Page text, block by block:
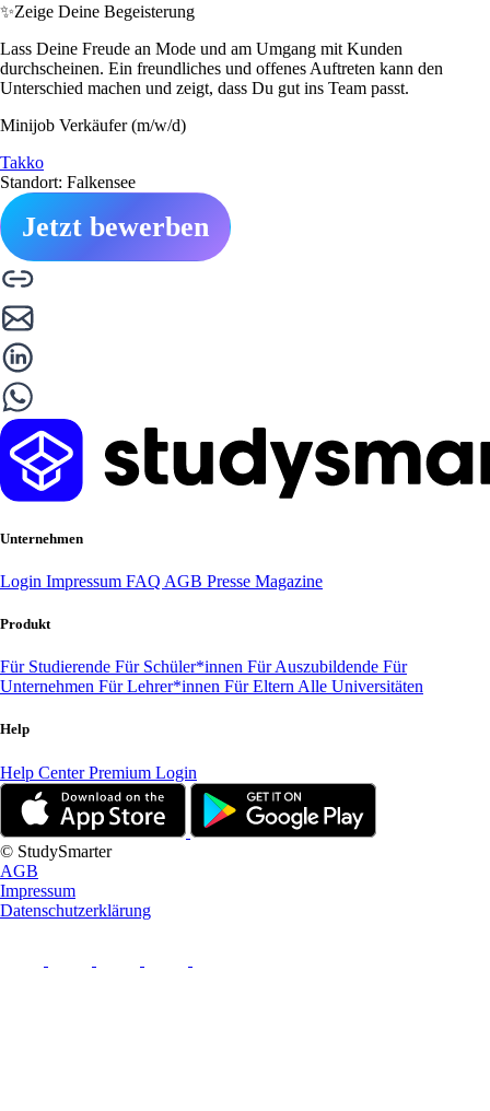
✨Zeige Deine Begeisterung
Lass Deine Freude an Mode und am Umgang mit Kunden
durchscheinen. Ein freundliches und offenes Auftreten kann den
Unterschied machen und zeigt, dass Du gut ins Team passt.
Minijob Verkäufer (m/w/d)
Takko
Standort: Falkensee
Jetzt bewerben
Unternehmen
Login Impressum FAQ AGB Presse Magazine
Produkt
Für Studierende Für Schüler*innen Für Auszubildende Für
Unternehmen Für Lehrer*innen Für Eltern Alle Universitäten
Help
Help CenterPremium Login
© StudySmarter
AGB
Impressum
Datenschutzerklärung